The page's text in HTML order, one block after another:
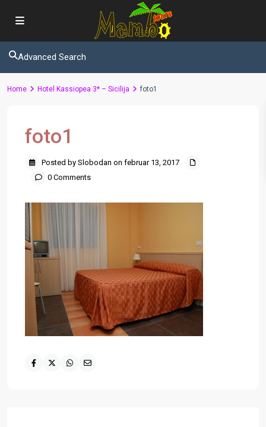
Advanced Search
Home Hotel Kassiopea 3* – Sicilija foto1
foto1
Posted by Slobodan on februar 13, 2017
0 Comments